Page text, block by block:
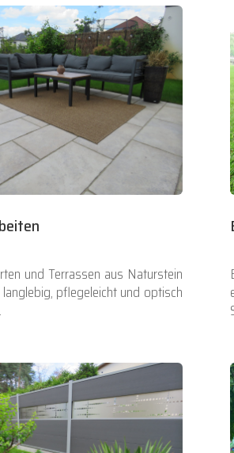
und Terrassen aus Naturstein
pflegeleicht und optisch